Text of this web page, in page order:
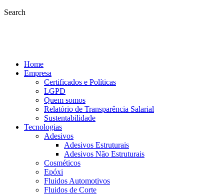
Search
Home
Empresa
Certificados e Políticas
LGPD
Quem somos
Relatório de Transparência Salarial
Sustentabilidade
Tecnologias
Adesivos
Adesivos Estruturais
Adesivos Não Estruturais
Cosméticos
Epóxi
Fluidos Automotivos
Fluidos de Corte